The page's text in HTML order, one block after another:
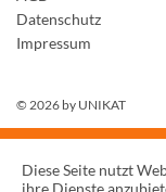
Datenschutz
Impressum
© 2026 by UNIKAT
Diese Seite nutzt
ihre Dienste